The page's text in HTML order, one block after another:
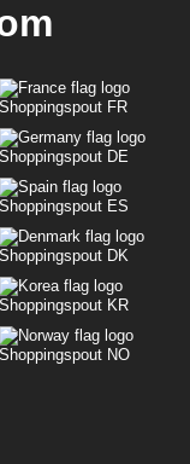
Shoppingspout FR
Shoppingspout DE
Shoppingspout ES
Shoppingspout DK
Shoppingspout KR
Shoppingspout NO